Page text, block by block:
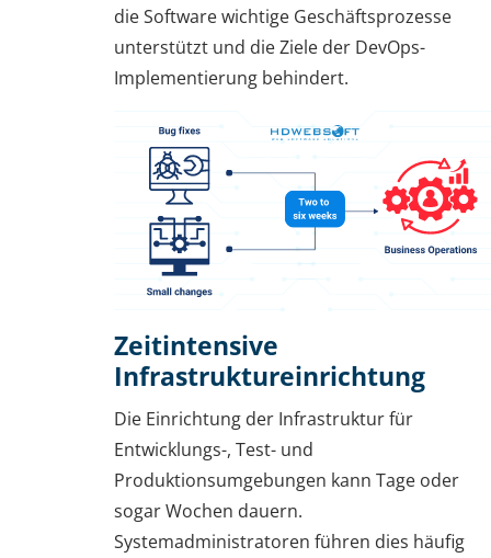
die Software wichtige Geschäftsprozesse
unterstützt und die Ziele der DevOps-
Implementierung behindert.
Zeitintensive
Infrastruktureinrichtung
Die Einrichtung der Infrastruktur für
Entwicklungs-, Test- und
Produktionsumgebungen kann Tage oder
sogar Wochen dauern.
Systemadministratoren führen dies häufig